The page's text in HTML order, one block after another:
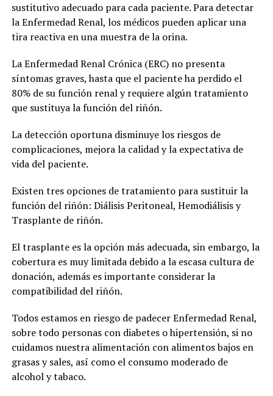
sustitutivo adecuado para cada paciente. Para detectar
la Enfermedad Renal, los médicos pueden aplicar una
tira reactiva en una muestra de la orina.
La Enfermedad Renal Crónica (ERC) no presenta
síntomas graves, hasta que el paciente ha perdido el
80% de su función renal y requiere algún tratamiento
que sustituya la función del riñón.
La detección oportuna disminuye los riesgos de
complicaciones, mejora la calidad y la expectativa de
vida del paciente.
Existen tres opciones de tratamiento para sustituir la
función del riñón: Diálisis Peritoneal, Hemodiálisis y
Trasplante de riñón.
El trasplante es la opción más adecuada, sin embargo, la
cobertura es muy limitada debido a la escasa cultura de
donación, además es importante considerar la
compatibilidad del riñón.
Todos estamos en riesgo de padecer Enfermedad Renal,
sobre todo personas con diabetes o hipertensión, si no
cuidamos nuestra alimentación con alimentos bajos en
grasas y sales, así como el consumo moderado de
alcohol y tabaco.